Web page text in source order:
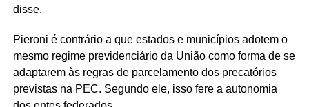
disse.
Pieroni é contrário a que estados e municípios adotem o
mesmo regime previdenciário da União como forma de se
adaptarem às regras de parcelamento dos precatórios
previstas na PEC. Segundo ele, isso fere a autonomia